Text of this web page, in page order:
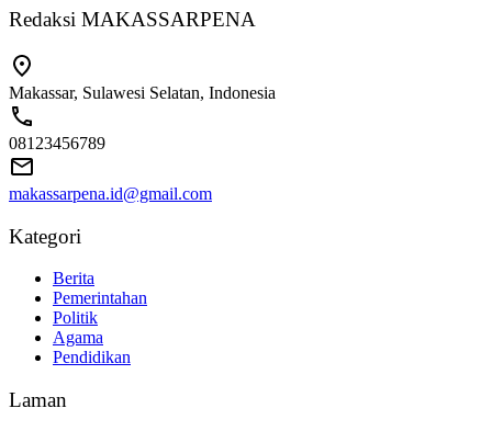
Redaksi MAKASSARPENA
Makassar, Sulawesi Selatan, Indonesia
08123456789
makassarpena.id@gmail.com
Kategori
Berita
Pemerintahan
Politik
Agama
Pendidikan
Laman